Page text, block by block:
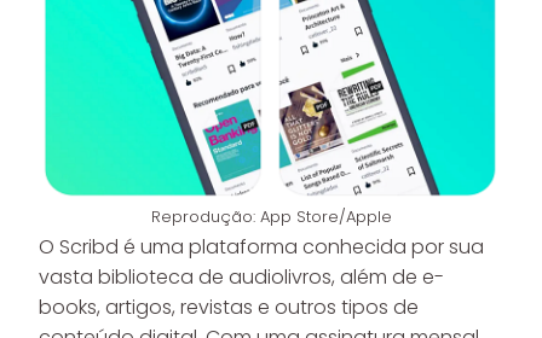
Reprodução: App Store/Apple
O Scribd é uma plataforma conhecida por sua
vasta biblioteca de audiolivros, além de e-
books, artigos, revistas e outros tipos de